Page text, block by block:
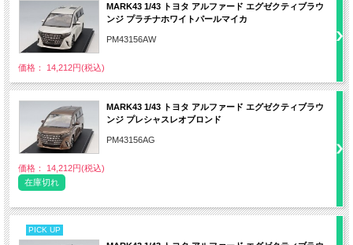
MARK43 1/43 トヨタ アルファード エグゼクティブラウ
ンジ プラチナホワイトパールマイカ
PM43156AW
価格： 14,212円(税込)
MARK43 1/43 トヨタ アルファード エグゼクティブラウ
ンジ プレシャスレオブロンド
PM43156AG
価格： 14,212円(税込)
在庫切れ
PICK UP